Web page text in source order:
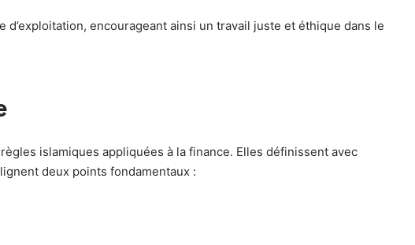
encourageant ainsi un travail juste et éthique dans le
islamiques appliquées à la finance. Elles définissent avec
deux points fondamentaux :